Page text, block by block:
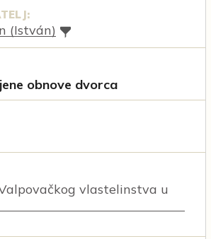
(István)
obnove dvorca
vlastelinstva u